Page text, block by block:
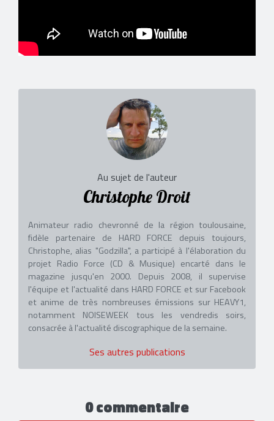
Au sujet de l'auteur
Christophe Droit
Animateur radio chevronné de la région toulousaine,
fidèle partenaire de HARD FORCE depuis toujours,
Christophe, alias "Godzilla", a participé à l'élaboration du
projet Radio Force (CD & Musique) encarté dans le
magazine jusqu'en 2000. Depuis 2008, il supervise
l'équipe et l'actualité dans HARD FORCE et sur Facebook
et anime de très nombreuses émissions sur HEAVY1,
notamment NOISEWEEK tous les vendredis soirs,
consacrée à l'actualité discographique de la semaine.
Ses autres publications
0 commentaire